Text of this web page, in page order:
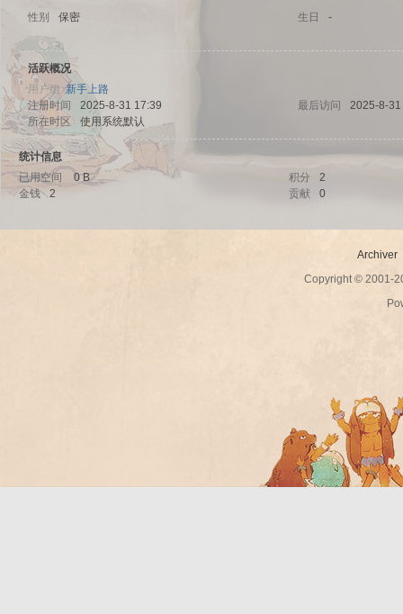
uz!
性别 保密 生日 -
活跃概况
用户组新手上路
注册时间
2025-8-31 17:39 最后访问
2025-8-
所在时区
使用系统默认
统计信息
已用空间
0 B 积分
2
金钱
2 贡献 0
Archiver
Copyright © 2001-